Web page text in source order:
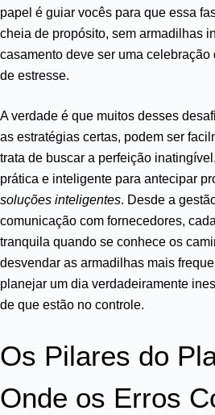
papel é guiar vocês para que essa
cheia de propósito, sem armadilhas
casamento deve ser uma celebração
de estresse.
A verdade é que muitos desses
as estratégias certas, podem ser
trata de buscar a perfeição
prática e inteligente para antecipar
soluções inteligentes. Desde a
comunicação com fornecedores,
tranquila quando se conhece os
desvendar as armadilhas mais
planejar um dia verdadeiramente
de que estão no controle.
Os Pilares do
Onde os Erros